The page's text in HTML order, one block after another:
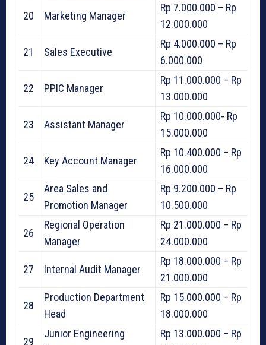
20 Marketing Manager
Rp 7.000.000 – Rp
12.000.000
21 Sales Executive
Rp 4.000.000 – Rp
6.000.000
22 PPIC Manager
Rp 11.000.000 – Rp
13.000.000
23 Assistant Manager
Rp 10.000.000- Rp
15.000.000
24 Key Account Manager
Rp 10.400.000 – Rp
16.000.000
25
Area Sales and
Promotion Manager
Rp 9.200.000 – Rp
10.500.000
26
Regional Operation
Manager
Rp 21.000.000 – Rp
24.000.000
27 Internal Audit Manager
Rp 18.000.000 – Rp
21.000.000
28
Production Department
Head
Rp 15.000.000 – Rp
18.000.000
29
Junior Engineering
Rp 13.000.000 – Rp